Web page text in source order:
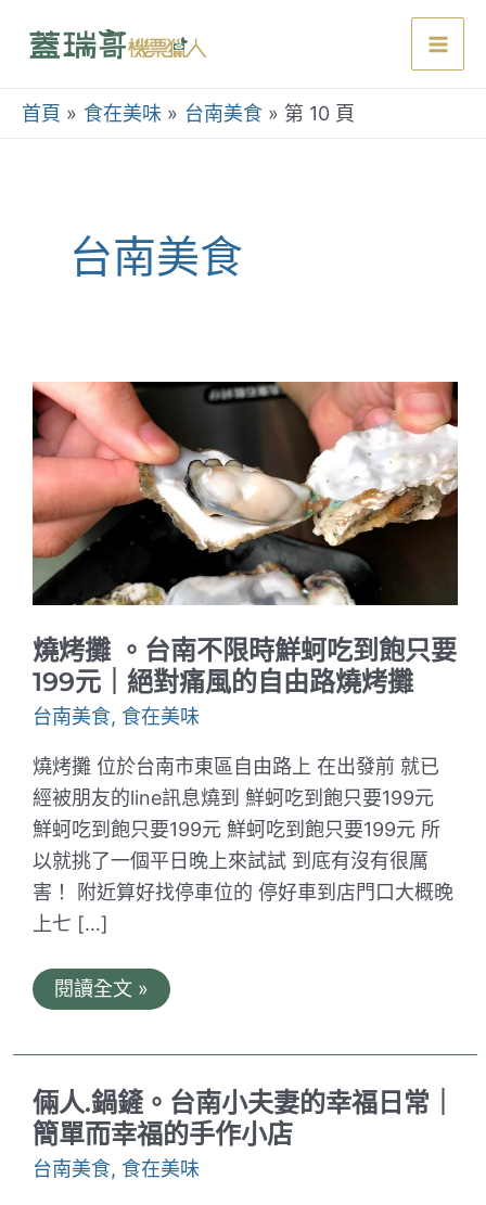
首頁 食在美味 台南美食 第 10 頁
台南美食
燒烤攤 。台南不限時鮮蚵吃到飽只要
199元｜絕對痛風的自由路燒烤攤
台南美食, 食在美味
燒烤攤 位於台南市東區自由路上 在出發前 就已
經被朋友的line訊息燒到 鮮蚵吃到飽只要199元
鮮蚵吃到飽只要199元 鮮蚵吃到飽只要199元 所
以就挑了一個平日晚上來試試 到底有沒有很厲
害！ 附近算好找停車位的 停好車到店門口大概晚
上七 […]
燒
烤
南
不
限
時
鮮
蚵
閱讀全文 »
倆人.鍋鏟。台南小夫妻的幸福日常｜
簡單而幸福的手作小店
台南美食, 食在美味